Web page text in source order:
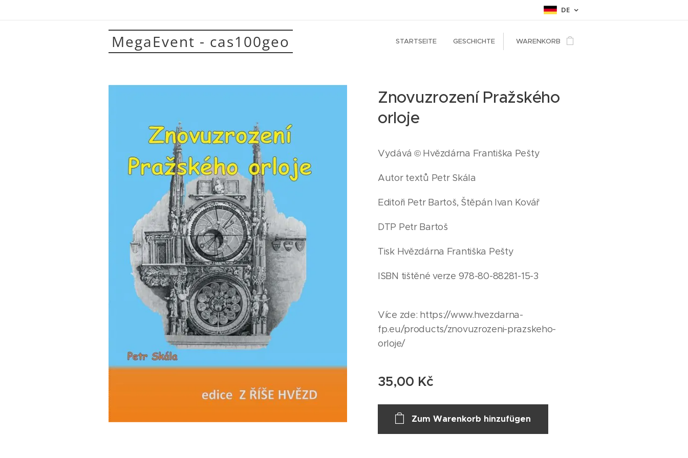
DE
MegaEvent - cas100geo STARTSEITE GESCHICHTE WARENKORB
Znovuzrození Pražského
orloje
Vydává © Hvězdárna Františka Pešty
Autor textů Petr Skála
Editoři Petr Bartoš, Štěpán Ivan Kovář
DTP Petr Bartoš
Tisk Hvězdárna Františka Pešty
ISBN tištěné verze 978-80-88281-15-3
Více zde: https://www.hvezdarna-
fp.eu/products/znovuzrozeni-prazskeho-
orloje/
35,00 Kč
Zum Warenkorb hinzufügen